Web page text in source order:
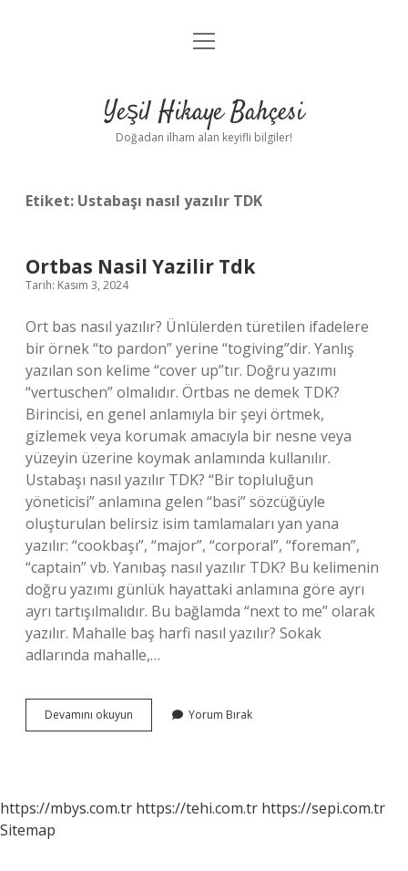
Anasayfa
Yasal Uyarı
menüyü
Yeşil Hikaye Bahçesi
Doğadan ilham alan keyifli bilgiler!
Etiket: Ustabaşı nasıl yazılır TDK
Ortbas Nasil Yazilir Tdk
Tarih: Kasım 3, 2024
Ort bas nasıl yazılır? Ünlülerden türetilen ifadelere
bir örnek “to pardon” yerine “togiving”dir. Yanlış
yazılan son kelime “cover up”tır. Doğru yazımı
“vertuschen” olmalıdır. Örtbas ne demek TDK?
Birincisi, en genel anlamıyla bir şeyi örtmek,
gizlemek veya korumak amacıyla bir nesne veya
yüzeyin üzerine koymak anlamında kullanılır.
Ustabaşı nasıl yazılır TDK? “Bir topluluğun
yöneticisi” anlamına gelen “basi” sözcüğüyle
oluşturulan belirsiz isim tamlamaları yan yana
yazılır: “cookbaşı”, “major”, “corporal”, “foreman”,
“captain” vb. Yanıbaş nasıl yazılır TDK? Bu kelimenin
doğru yazımı günlük hayattaki anlamına göre ayrı
ayrı tartışılmalıdır. Bu bağlamda “next to me” olarak
yazılır. Mahalle baş harfi nasıl yazılır? Sokak
adlarında mahalle,…
Devamını okuyun
Nasil
Yorum Bırak
https://mbys.com.tr https://tehi.com.tr https://sepi.com.tr
Sitemap